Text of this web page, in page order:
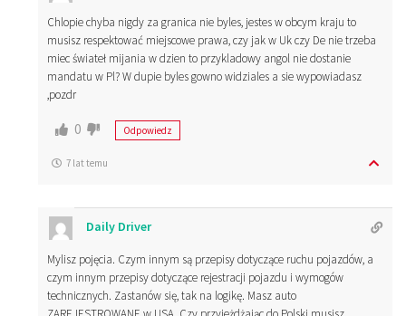
Chlopie chyba nigdy za granica nie byles, jestes w obcym kraju to
musisz respektować miejscowe prawa, czy jak w Uk czy De nie trzeba
miec świateł mijania w dzien to przykladowy angol nie dostanie
mandatu w Pl? W dupie byles gowno widziales a sie wypowiadasz
,pozdr
0 Odpowiedz
7 lat temu
Daily Driver
Mylisz pojęcia. Czym innym są przepisy dotyczące ruchu pojazdów, a
czym innym przepisy dotyczące rejestracji pojazdu i wymogów
technicznych. Zastanów się, tak na logikę. Masz auto